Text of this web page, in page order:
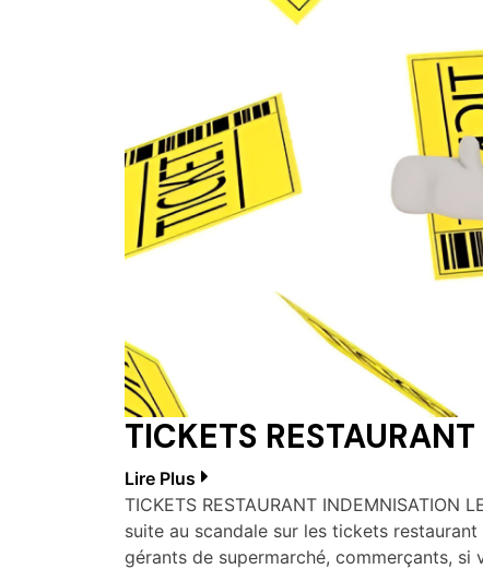
TICKETS
TICKETS RESTAURANT INDEMNISATION
suite au scandale sur les tickets restaurant
gérants de supermarché, commerçants, si
Lire Plus